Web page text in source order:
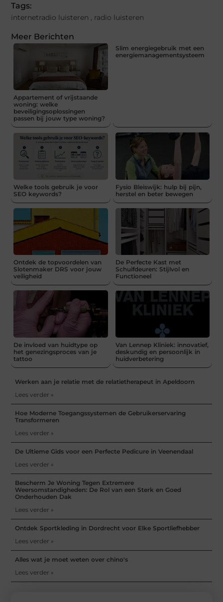
Tags:
internetradio luisteren , radio luisteren
Meer Berichten
Appartement of vrijstaande
woning: welke
beveiligingsoplossingen
passen bij jouw type woning?
Slim energiegebruik met een
energiemanagementsysteem
Welke tools gebruik je voor
SEO keywords?
Fysio Bleiswijk: hulp bij pijn,
herstel en beter bewegen
Ontdek de topvoordelen van
Slotenmaker DRS voor jouw
veiligheid
De Perfecte Kast met
Schuifdeuren: Stijlvol en
Functioneel
De invloed van huidtype op
het genezingsproces van je
tattoo
Van Lennep Kliniek: innovatief,
deskundig en persoonlijk in
huidverbetering
Werken aan je relatie met de relatietherapeut in Apeldoorn
Lees verder »
Hoe Moderne Toegangssystemen de Gebruikerservaring
Transformeren
Lees verder »
De Ultieme Gids voor een Perfecte Pedicure in Veenendaal
Lees verder »
Bescherm Je Woning Tegen Extremere
Weersomstandigheden: De Rol van een Sterk en Goed
Onderhouden Dak
Lees verder »
Ontdek Sportkleding in Dordrecht voor Elke Sportliefhebber
Lees verder »
Alles wat je moet weten over chino's
Lees verder »